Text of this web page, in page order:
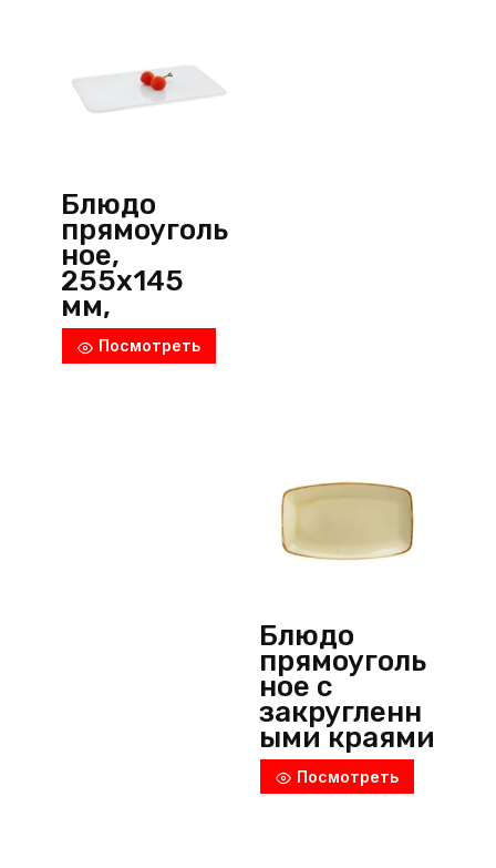
Блюдо
прямоуголь
ное,
255х145
мм,
фарфор,
белый,
Посмотреть
Блюдо
прямоуголь
ное с
закругленн
ыми краями
«Seasons»,
317х186х25
Посмотреть